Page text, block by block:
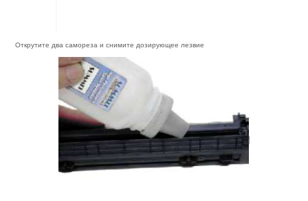
Открутите два самореза и снимите дозирующее лезвие